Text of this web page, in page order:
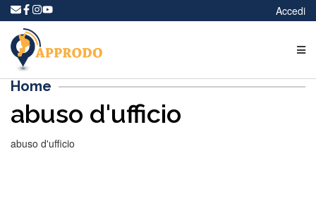
Accedi
Home
abuso d'ufficio
abuso d'ufficio